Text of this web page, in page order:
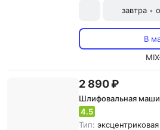
завтра •
В
2 890 ₽
Шлифовальная
4.5
Тип: эксцентриковая